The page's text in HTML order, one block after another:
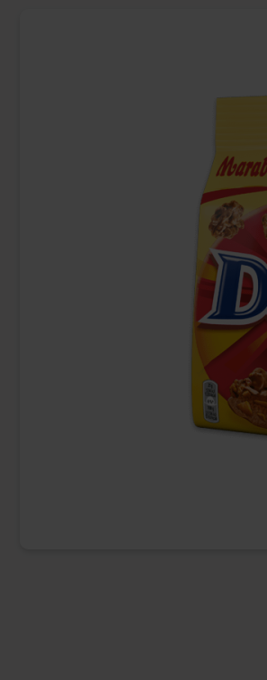
Red Bull Green Drakfrukt 25cl